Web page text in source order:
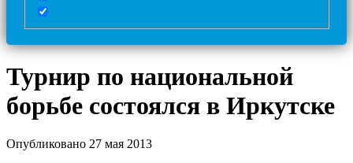
Турнир по национальной
борьбе состоялся в Иркутске
Опубликовано 27 мая 2013